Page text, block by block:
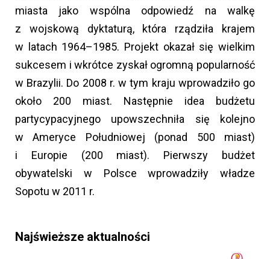
miasta jako wspólna odpowiedź na walkę
z wojskową dyktaturą, która rządziła krajem
w latach 1964–1985. Projekt okazał się wielkim
sukcesem i wkrótce zyskał ogromną popularność
w Brazylii. Do 2008 r. w tym kraju wprowadziło go
około 200 miast. Następnie idea budżetu
partycypacyjnego upowszechniła się kolejno
w Ameryce Południowej (ponad 500 miast)
i Europie (200 miast). Pierwszy budżet
obywatelski w Polsce wprowadziły władze
Sopotu w 2011 r.
Najświeższe aktualności